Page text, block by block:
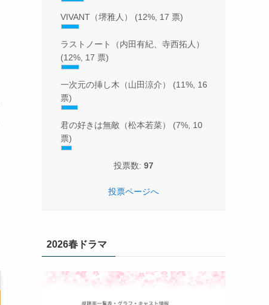
VIVANT（堺雅人） (12%, 17 票)
ラストノート（内田有紀、寺西拓人）
(12%, 17 票)
一次元の挿し木（山田涼介） (11%, 16
票)
君の好きは無敵（松本若菜） (7%, 10
票)
投票数: 97
投票ページへ
2026春ドラマ